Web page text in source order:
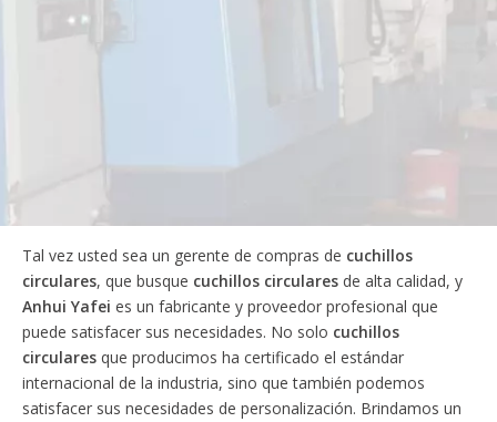
Tal vez usted sea un gerente de compras de cuchillos
circulares, que busque cuchillos circulares de alta calidad, y
Anhui Yafei es un fabricante y proveedor profesional que
puede satisfacer sus necesidades. No solo cuchillos
circulares que producimos ha certificado el estándar
internacional de la industria, sino que también podemos
satisfacer sus necesidades de personalización. Brindamos un